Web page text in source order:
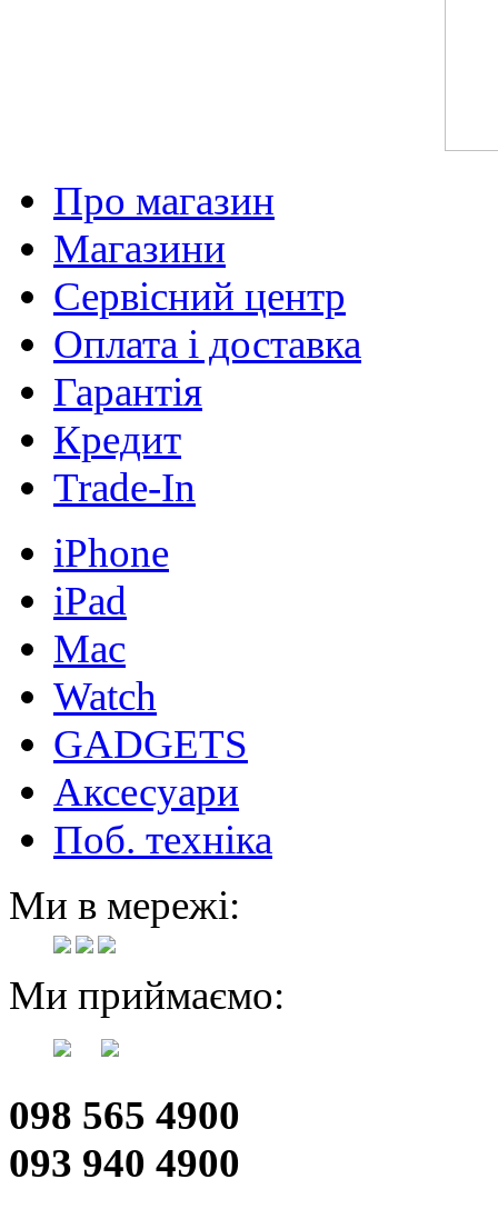
Про магазин
Магазини
Сервісний центр
Оплата і доставка
Гарантія
Кредит
Trade-In
iPhone
iPad
Mac
Watch
GADGETS
Аксесуари
Поб. техніка
Ми в мережі:
Ми приймаємо:
098 565 4900
093 940 4900